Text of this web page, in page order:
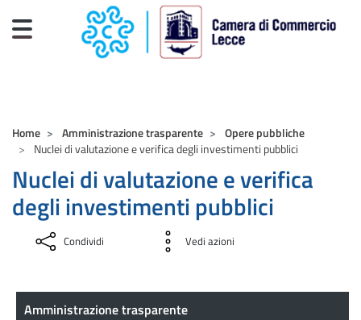
Salta al contenuto principale
Home Amministrazione trasparente
Opere pubbliche
Nuclei di valutazione e verifica degli investimenti pubblici
Nuclei di valutazione e verifica
degli investimenti pubblici
Condividi Vedi azioni
Amministrazione trasparente
Amministrazione trasparente